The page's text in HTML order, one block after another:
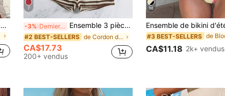
Maillot de bain une pièce élégant noir à larges bretelles, maillot de bain sexy polyvalent convenant pour les vacances à la plage et les fêtes d'été, tenue de villégiature
7
-3% Derniers 2 jours Ensemble 3 pièces de maillot de bain bikini sexy pour femmes 2026, pantalon de plage, convient pour les vacances à la plage, le printemps/été, les tenues décontractées quotidiennes, les fêtes à la piscine et les tenues de villégiature
#2 BEST-SELLERS de Cordon de serrage Ensembles de bikini pour femm
CA$17.73
200+ vendus
36
#3 BEST-SELLERS
CA$11.18 2k+ vendus